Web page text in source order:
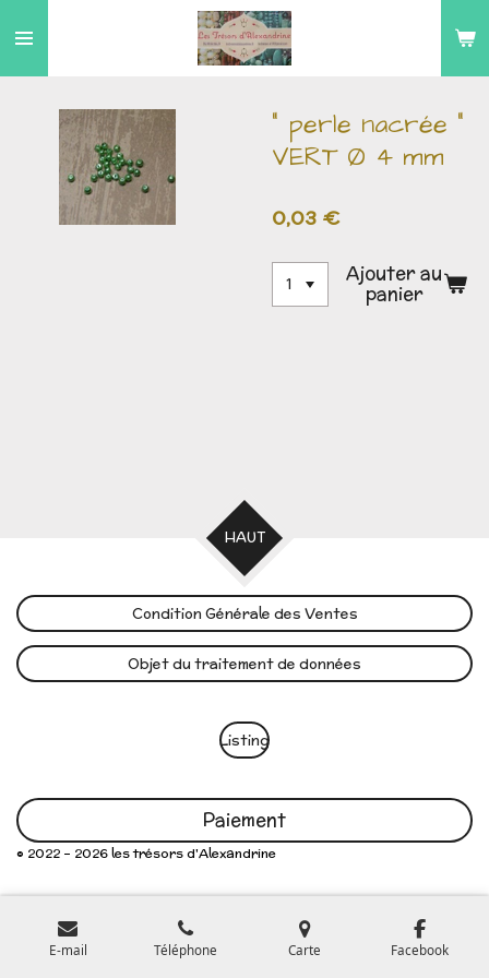
au
" perle nacrée "
VERT Ø 4 mm
0,03 €
Ajouter au
panier
HAUT
Condition Générale des Ventes
Objet du traitement de données
Listing
Paiement
© 2022 - 2026 les trésors d'Alexandrine
E-mail Téléphone Carte Facebook